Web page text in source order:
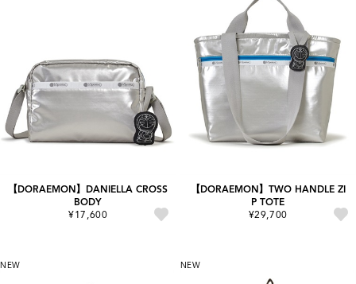
【DORAEMON】DANIELLA CROSS
BODY
¥17,600
【DORAEMON】TWO HANDLE ZI
P TOTE
¥29,700
NEW NEW